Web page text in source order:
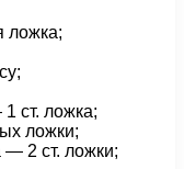
ложка;
ст. ложка;
ложки;
— 2 ст. ложки;